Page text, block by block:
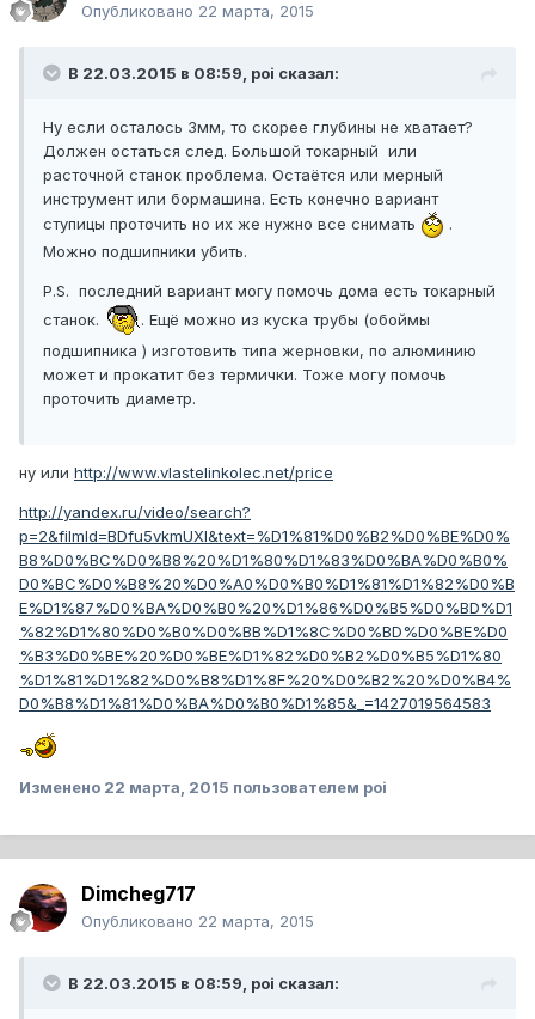
Опубликовано 22 марта, 2015
В 22.03.2015 в 08:59, poi сказал:
Ну если осталось 3мм, то скорее глубины не хватает?
Должен остаться след. Большой токарный или
расточной станок проблема. Остаётся или мерный
инструмент или бормашина. Есть конечно вариант
ступицы проточить но их же нужно все снимать
.
Можно подшипники убить.
P.S. последний вариант могу помочь дома есть токарный
станок.
. Ещё можно из куска трубы (обоймы
подшипника ) изготовить типа жерновки, по алюминию
может и прокатит без термички. Тоже могу помочь
проточить диаметр.
ну или http://www.vlastelinkolec.net/price
http://yandex.ru/video/search?
p=2&filmId=BDfu5vkmUXI&text=%D1%81%D0%B2%D0%BE%D0%
B8%D0%BC%D0%B8%20%D1%80%D1%83%D0%BA%D0%B0%
D0%BC%D0%B8%20%D0%A0%D0%B0%D1%81%D1%82%D0%B
E%D1%87%D0%BA%D0%B0%20%D1%86%D0%B5%D0%BD%D1
%82%D1%80%D0%B0%D0%BB%D1%8C%D0%BD%D0%BE%D0
%B3%D0%BE%20%D0%BE%D1%82%D0%B2%D0%B5%D1%80
%D1%81%D1%82%D0%B8%D1%8F%20%D0%B2%20%D0%B4%
D0%B8%D1%81%D0%BA%D0%B0%D1%85&_=1427019564583
Изменено 22 марта, 2015 пользователем poi
Dimcheg717
Опубликовано 22 марта, 2015
В 22.03.2015 в 08:59, poi сказал: